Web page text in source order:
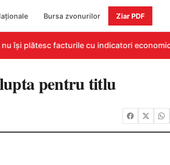
Bursa zvonurilor Ziar PDF
își plătesc facturile cu indicatori economici”
pentru titlu